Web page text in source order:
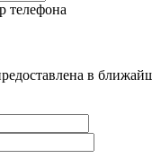
телефона
в